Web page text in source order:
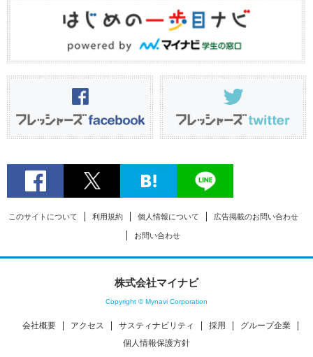
このサイトについて 利用規約 個人情報について 広告掲載のお問い合わせ
お問い合わせ
株式会社マイナビ
Copyright © Mynavi Corporation
会社概要 アクセス サスティナビリティ 採用
グループ企業
個人情報保護方針